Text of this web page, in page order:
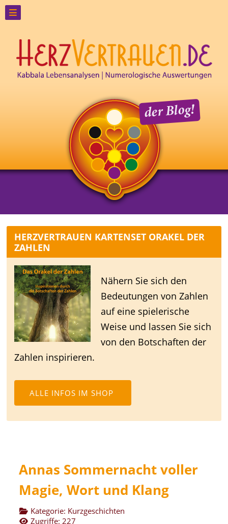
HERZVERTRAUEN KARTENSET ORAKEL DER
ZAHLEN
Nähern Sie sich den
Bedeutungen von Zahlen
auf eine spielerische
Weise und lassen Sie sich
von den Botschaften der
Zahlen inspirieren.
ALLE INFOS IM SHOP
Annas Sommernacht voller
Magie, Wort und Klang
Kategorie: Kurzgeschichten
Zugriffe: 227